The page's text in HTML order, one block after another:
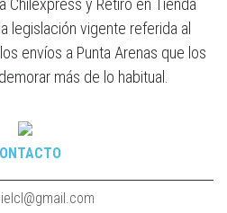
Chilexpress y Retiro en Tienda
legislación vigente referida al
envíos a Punta Arenas que los
más de lo habitual.